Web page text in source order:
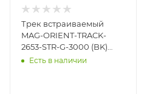
Трек встраиваемый
MAG-ORIENT-TRACK-
2653-STR-G-3000 (BK)
(Arlight, IP20 Металл, 3
Есть в наличии